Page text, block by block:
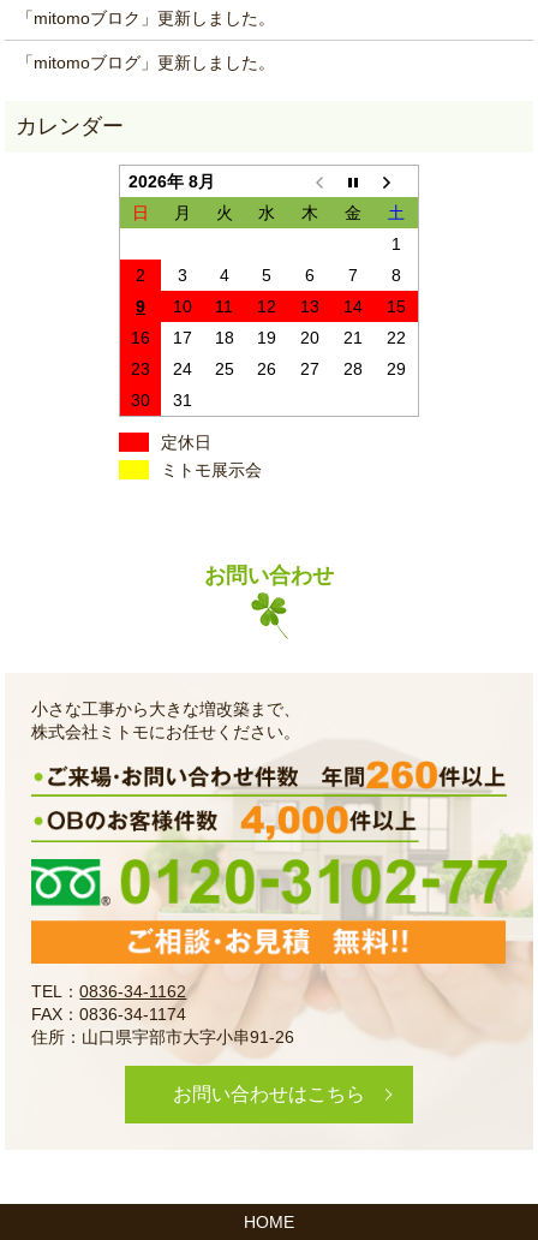
「mitomoブロク」更新しました。
「mitomoブログ」更新しました。
2026年 8月
日
月 火 水 木 金
土
1
2
3 4 5 6 7
8
9
10 11 12 13 14
15
16
17 18 19 20 21
22
23
24 25 26 27 28
29
30
31
定休日
ミトモ展示会
お問い合わせ
小さな工事から大きな増改築まで、
株式会社ミトモにお任せください。
TEL：0836-34-1162
FAX：0836-34-1174
住所：山口県宇部市大字小串91-26
お問い合わせはこちら
HOME